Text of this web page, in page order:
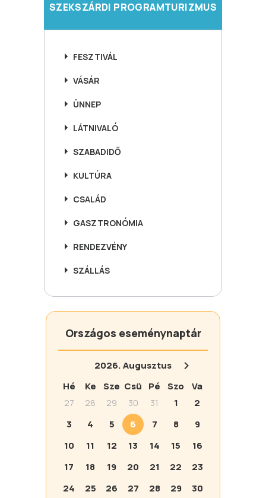
SZEKSZÁRDI PROGRAMTURIZMUS
FESZTIVÁL
VÁSÁR
ÜNNEP
LÁTNIVALÓ
SZABADIDŐ
KULTÚRA
CSALÁD
GASZTRONÓMIA
RENDEZVÉNY
SZÁLLÁS
Országos eseménynaptár
2026.Augusztus
Hé
Ke Sze Csü Pé Szo
Va
27
28 29 30 31 1
2
3
4 5 6 7 8
9
10
11 12 13 14 15
16
17
18 19 20 21 22
23
24
25 26 27 28 29 30